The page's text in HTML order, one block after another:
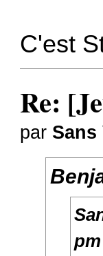
C'est
Re:
par Sans
pm